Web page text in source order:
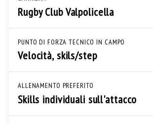
Rugby Club Valpolicella
PUNTO DI FORZA TECNICO IN CAMPO
Velocità, skils/step
ALLENAMENTO PREFERITO
Skills individuali sull'attacco